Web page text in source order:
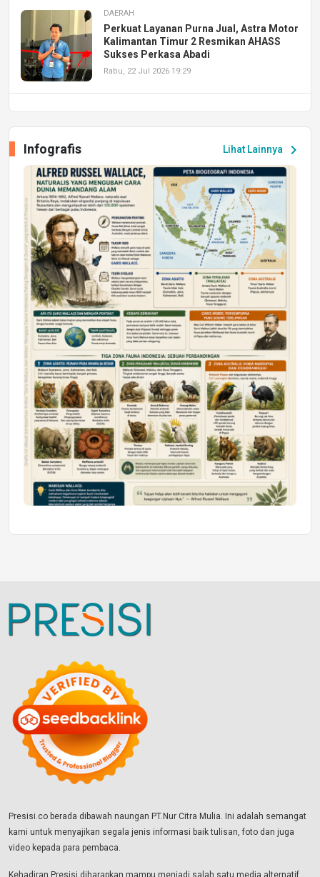
DAERAH
Perkuat Layanan Purna Jual, Astra Motor
Kalimantan Timur 2 Resmikan AHASS
Sukses Perkasa Abadi
Rabu, 22 Jul 2026 19:29
Peluang Kerja dan Magang
Jumat, 17 Jul 2026 22:30
DAERAH
Astra Motor Kalimantan Timur 2 Dukung
Mahasiswa Samarinda dalam Astra
Honda SDGs Future Leaders 2026
Jumat, 10 Jul 2026 19:01
Lihat Lainnya chevron_right
Infografis
Presisi.co berada dibawah naungan PT.Nur Citra Mulia. Ini adalah semangat
kami untuk menyajikan segala jenis informasi baik tulisan, foto dan juga
video kepada para pembaca.